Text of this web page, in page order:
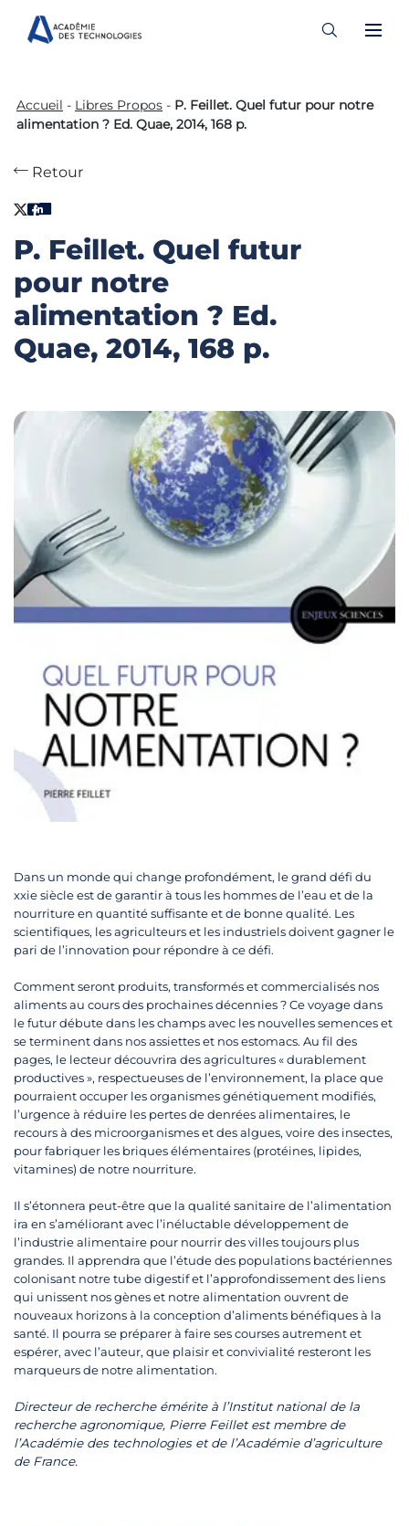
content
Accueil - Libres Propos - P. Feillet. Quel futur pour notre
alimentation ? Ed. Quae, 2014, 168 p.
Retour
P. Feillet. Quel futur
pour notre
alimentation ? Ed.
Quae, 2014, 168 p.
Dans un monde qui change profondément, le grand défi du
xxie siècle est de garantir à tous les hommes de l’eau et de la
nourriture en quantité suffisante et de bonne qualité. Les
scientifiques, les agriculteurs et les industriels doivent gagner le
pari de l’innovation pour répondre à ce défi.
Comment seront produits, transformés et commercialisés nos
aliments au cours des prochaines décennies ? Ce voyage dans
le futur débute dans les champs avec les nouvelles semences et
se terminent dans nos assiettes et nos estomacs. Au fil des
pages, le lecteur découvrira des agricultures « durablement
productives », respectueuses de l’environnement, la place que
pourraient occuper les organismes génétiquement modifiés,
l’urgence à réduire les pertes de denrées alimentaires, le
recours à des microorganismes et des algues, voire des insectes,
pour fabriquer les briques élémentaires (protéines, lipides,
vitamines) de notre nourriture.
Il s’étonnera peut-être que la qualité sanitaire de l’alimentation
ira en s’améliorant avec l’inéluctable développement de
l’industrie alimentaire pour nourrir des villes toujours plus
grandes. Il apprendra que l’étude des populations bactériennes
colonisant notre tube digestif et l’approfondissement des liens
qui unissent nos gènes et notre alimentation ouvrent de
nouveaux horizons à la conception d’aliments bénéfiques à la
santé. Il pourra se préparer à faire ses courses autrement et
espérer, avec l’auteur, que plaisir et convivialité resteront les
marqueurs de notre alimentation.
Directeur de recherche émérite à l’Institut national de la
recherche agronomique, Pierre Feillet est membre de
l’Académie des technologies et de l’Académie d’agriculture
de France.